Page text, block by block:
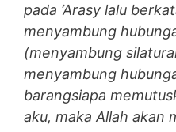
pada ‘Arasy lalu
menyambung
(menyambung
menyambung
barangsiapa
aku, maka Allah akan